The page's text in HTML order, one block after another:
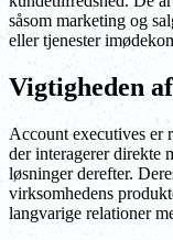
såsom marketing og
eller tjenester
Vigtigheden
Account executives er
der interagerer direkte
løsninger derefter.
virksomhedens
langvarige relationer